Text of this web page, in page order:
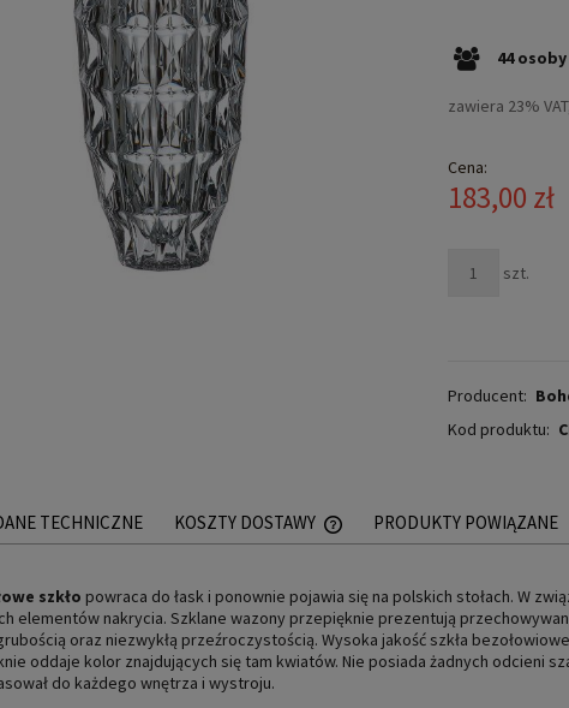
44 osoby
zawiera 23%
Cena:
183,00 zł
szt.
Producent:
Kod produktu:
TECHNICZNE KOSZTY DOSTAWY
CENA NIE ZAWIERA
PŁATNOŚCI
PRODUKTY POWIĄZANE
szkło powraca do łask i ponownie pojawia się na polskich stołach. W
elementów nakrycia. Szklane wazony przepięknie prezentują
oraz niezwykłą przeźroczystością. Wysoka jakość szkła
oddaje kolor znajdujących się tam kwiatów. Nie posiada żadnych odcieni
do każdego wnętrza i wystroju.